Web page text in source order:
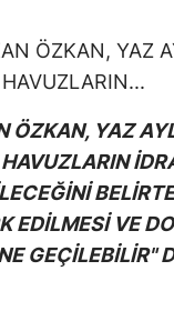
ÖZKAN, YAZ
EDİLMESİ VE
GEÇİLEBİLİR"